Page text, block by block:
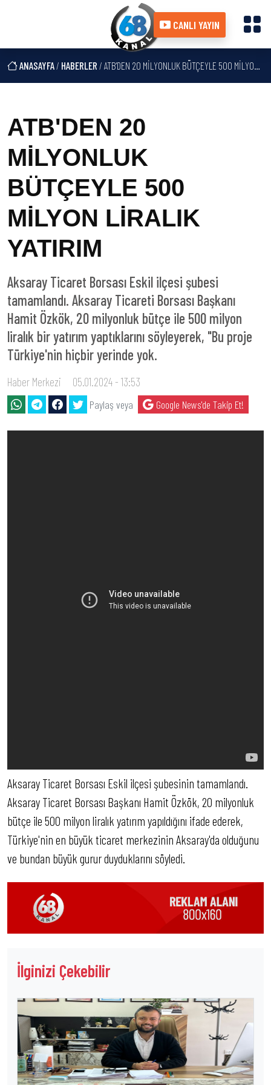
CANLI YAYIN
ANASAYFA/ HABERLER / ATB'DEN 20 MİLYONLUK BÜTÇEYLE 500 MİLYON LİRALIK YATIRIM
ATB'DEN 20
MİLYONLUK
BÜTÇEYLE 500
MİLYON LİRALIK
YATIRIM
Aksaray Ticaret Borsası Eskil ilçesi şubesi
tamamlandı. Aksaray Ticareti Borsası Başkanı
Hamit Özkök, 20 milyonluk bütçe ile 500 milyon
liralık bir yatırım yaptıklarını söyleyerek, "Bu proje
Türkiye'nin hiçbir yerinde yok.
Haber Merkezi 05.01.2024 - 13:53
Paylaş veya Google News'de Takip Et!
Aksaray Ticaret Borsası Eskil ilçesi şubesinin tamamlandı.
Aksaray Ticaret Borsası Başkanı Hamit Özkök, 20 milyonluk
bütçe ile 500 milyon liralık yatırım yapıldığını ifade ederek,
Türkiye'nin en büyük ticaret merkezinin Aksaray'da olduğunu
ve bundan büyük gurur duyduklarını söyledi.
İlginizi Çekebilir